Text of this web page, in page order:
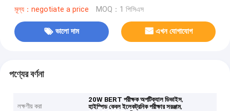
মূল্য：negotiate a price MOQ：1 পিসিএস
ভালো দাম এখন যোগাযোগ
পণ্যের বর্ণনা
লক্ষণীয় করা
20W BERT পরীক্ষক অপটিক্যাল ডিভাইস,
হাইস্পিড কেবল ইলেকট্রনিক পরীক্ষার সরঞ্জাম,